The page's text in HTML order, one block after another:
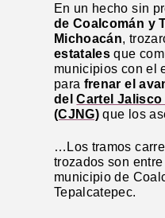
En un hecho sin
de Coalcomán y
Michoacán,
estatales que
municipios con el
para frenar el
del Cartel Jalisco
(CJNG) que los
…Los tramos
trozados son
municipio de
Tepalcatepec.